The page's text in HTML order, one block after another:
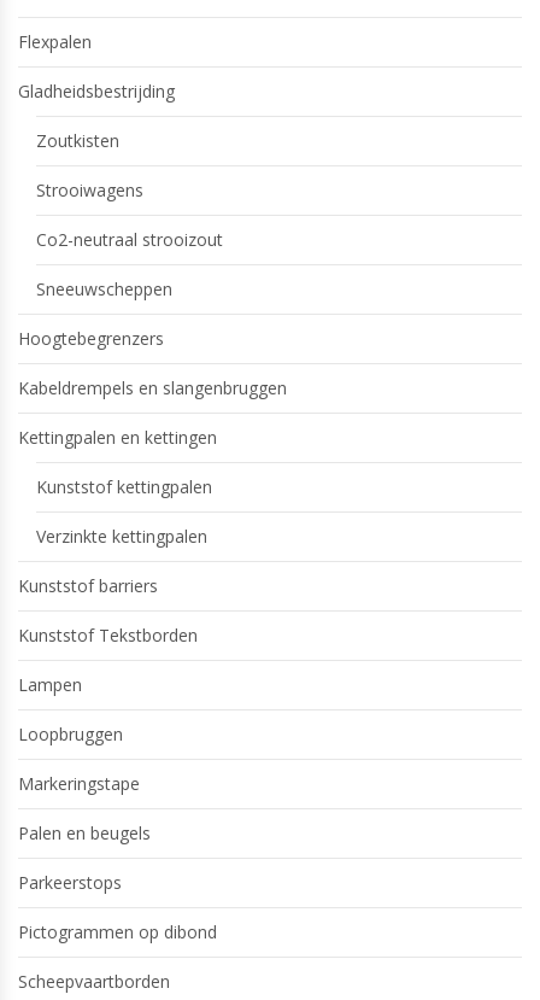
Flexpalen
Gladheidsbestrijding
Zoutkisten
Strooiwagens
Co2-neutraal strooizout
Sneeuwscheppen
Hoogtebegrenzers
Kabeldrempels en slangenbruggen
Kettingpalen en kettingen
Kunststof kettingpalen
Verzinkte kettingpalen
Kunststof barriers
Kunststof Tekstborden
Lampen
Loopbruggen
Markeringstape
Palen en beugels
Parkeerstops
Pictogrammen op dibond
Scheepvaartborden